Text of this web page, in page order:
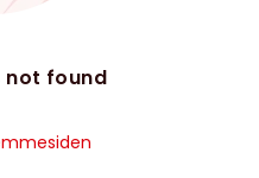
not found